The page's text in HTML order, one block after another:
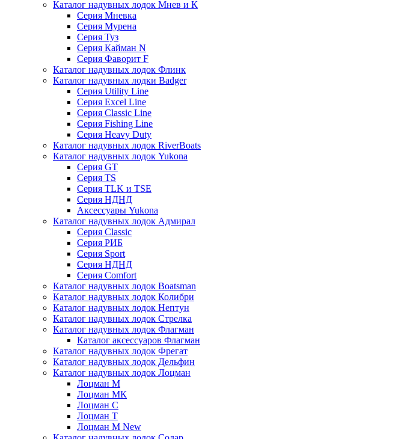
Каталог надувных лодок Мнев и К
Серия Мневка
Серия Мурена
Серия Туз
Серия Кайман N
Серия Фаворит F
Каталог надувных лодок Флинк
Каталог надувных лодки Badger
Серия Utility Line
Серия Excel Line
Серия Classic Line
Серия Fishing Line
Серия Heavy Duty
Каталог надувных лодок RiverBoats
Каталог надувных лодок Yukona
Серия GT
Серия TS
Серия TLK и TSE
Серия НДНД
Аксессуары Yukona
Каталог надувных лодок Адмирал
Серия Classic
Серия РИБ
Серия Sport
Серия НДНД
Серия Comfort
Каталог надувных лодок Boatsman
Каталог надувных лодок Колибри
Каталог надувных лодок Нептун
Каталог надувных лодок Стрелка
Каталог надувных лодок Флагман
Каталог аксессуаров Флагман
Каталог надувных лодок Фрегат
Каталог надувных лодок Дельфин
Каталог надувных лодок Лоцман
Лоцман М
Лоцман МК
Лоцман С
Лоцман Т
Лоцман М New